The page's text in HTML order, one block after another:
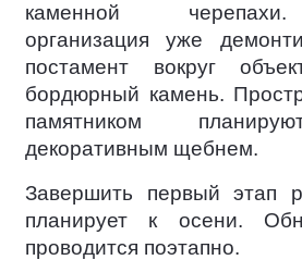
каменной
организация уже
постамент вокруг
бордюрный камень.
памятником
декоративным щебнем.
Завершить первый этап
планирует к осени.
проводится поэтапно.